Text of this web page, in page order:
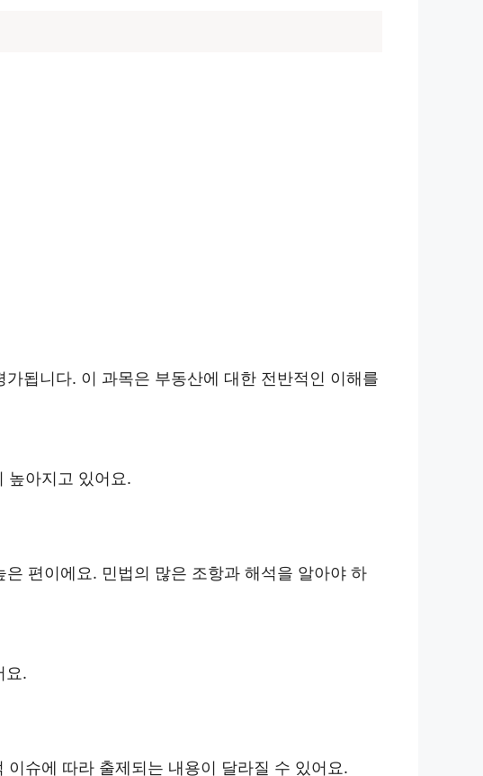
됩니다. 이 과목은 부동산에 대한 전반적인 이해를
높아지고 있어요.
편이에요. 민법의 많은 조항과 해석을 알아야 하
요.
슈에 따라 출제되는 내용이 달라질 수 있어요.